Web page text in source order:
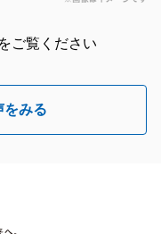
ご覧ください
をみる